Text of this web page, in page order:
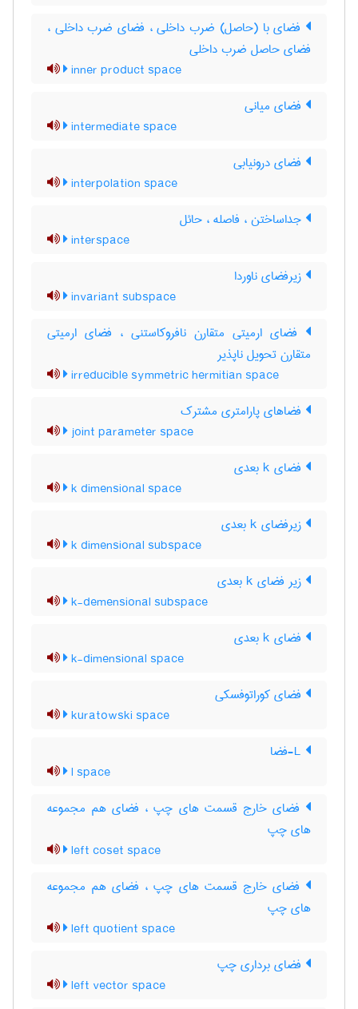
فضای با (حاصل) ضرب داخلی ، فضای ضرب داخلی ،
فضای حاصل ضرب داخلی
inner product space
فضای میانی
intermediate space
فضای درونیابی
interpolation space
جداساختن ، فاصله ، حائل
interspace
زیرفضای ناوردا
invariant subspace
فضای ارمیتی متقارن نافروکاستنی ، فضای ارمیتی
متقارن تحویل ناپذیر
irreducible symmetric hermitian space
فضاهای پارامتری مشترک
joint parameter space
فضای k بعدی
k dimensional space
زیرفضای k بعدی
k dimensional subspace
زیر فضای k بعدی
k-demensional subspace
فضای k بعدی
k-dimensional space
فضای کوراتوفسکی
kuratowski space
l space
فضای خارج قسمت های چپ ، فضای هم مجموعه
های چپ
left coset space
فضای خارج قسمت های چپ ، فضای هم مجموعه
های چپ
left quotient space
فضای برداری چپ
left vector space